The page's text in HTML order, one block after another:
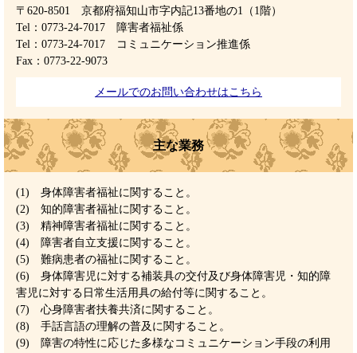
〒620-8501 京都府福知山市字内記13番地の1（1階）
Tel：0773-24-7017
障害者福祉係
Tel：0773-24-7017
コミュニケーション推進係
Fax：0773-22-9073
メールでのお問い合わせはこちら
主な業務
(1) 身体障害者福祉に関すること。
(2) 知的障害者福祉に関すること。
(3) 精神障害者福祉に関すること。
(4) 障害者自立支援に関すること。
(5) 難病患者の福祉に関すること。
(6) 身体障害児に対する補装具の交付及び身体障害児・知的障
害児に対する日常生活用具の給付等に関すること。
(7) 心身障害者扶養共済に関すること。
(8) 手話言語の理解の普及に関すること。
(9) 障害の特性に応じた多様なコミュニケーション手段の利用